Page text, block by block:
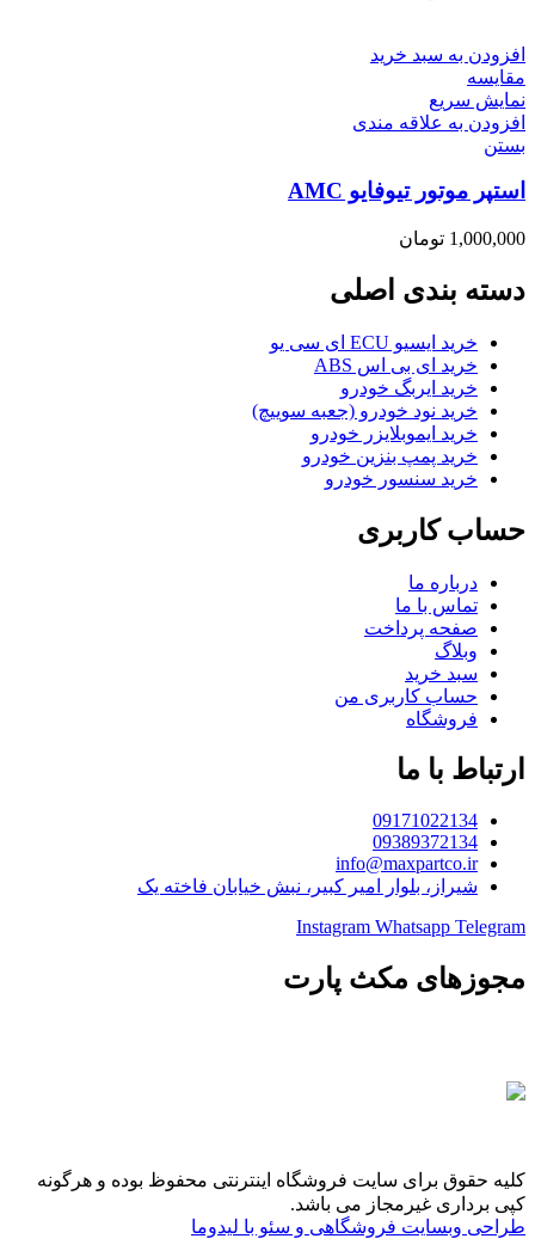
افزودن به سبد خرید
مقایسه
نمایش سریع
افزودن به علاقه مندی
بستن
استپر موتور تیوفایو AMC
1,000,000 تومان
دسته بندی اصلی
خرید ایسیو ECU ای سی یو
خرید ای بی اس ABS
خرید ایربگ خودرو
خرید نود خودرو (جعبه سوییچ)
خرید ایموبلایزر خودرو
خرید پمپ بنزین خودرو
خرید سنسور خودرو
حساب کاربری
درباره ما
تماس با ما
صفحه پرداخت
وبلاگ
سبد خرید
حساب کاربری من
فروشگاه
ارتباط با ما
09171022134
09389372134
info@maxpartco.ir
شیراز، بلوار امیر کبیر، نبش خیابان فاخته یک
Instagram Whatsapp Telegram
مجوزهای مکث پارت
کلیه حقوق برای سایت فروشگاه اینترنتی محفوظ بوده و هرگونه
کپی برداری غیرمجاز می باشد.
طراحی وبسایت فروشگاهی و سئو با لیدوما